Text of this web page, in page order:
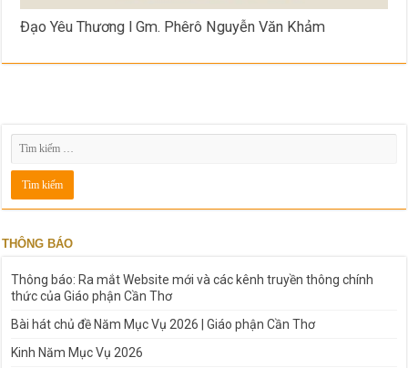
Đạo Yêu Thương l Gm. Phêrô Nguyễn Văn Khảm
THÔNG BÁO
Thông báo: Ra mắt Website mới và các kênh truyền thông chính
thức của Giáo phận Cần Thơ
Bài hát chủ đề Năm Mục Vụ 2026 | Giáo phận Cần Thơ
Kinh Năm Mục Vụ 2026